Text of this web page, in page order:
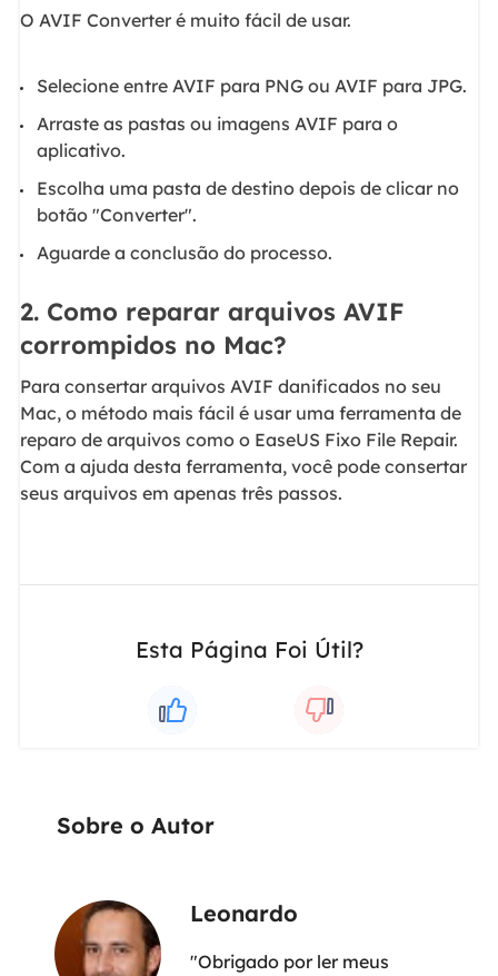
O AVIF Converter é muito fácil de usar.
Selecione entre AVIF para PNG ou AVIF para JPG.
Arraste as pastas ou imagens AVIF para o
aplicativo.
Escolha uma pasta de destino depois de clicar no
botão "Converter".
Aguarde a conclusão do processo.
2. Como reparar arquivos AVIF
corrompidos no Mac?
Para consertar arquivos AVIF danificados no seu
Mac, o método mais fácil é usar uma ferramenta de
reparo de arquivos como o EaseUS Fixo File Repair.
Com a ajuda desta ferramenta, você pode consertar
seus arquivos em apenas três passos.
Esta Página Foi Útil?
Sobre o Autor
Leonardo
"Obrigado por ler meus